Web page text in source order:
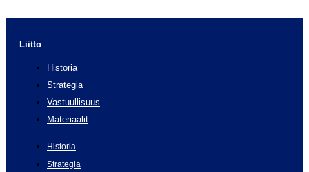
Liitto
Historia
Strategia
Vastuullisuus
Materiaalit
Historia
Strategia